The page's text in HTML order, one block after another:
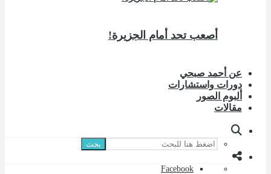
أصعب تحد أمام الجزيرة!
عن أحمد صبحي
دورات واستشارات
ألبوم الصور
مقالات
بحث
Facebook